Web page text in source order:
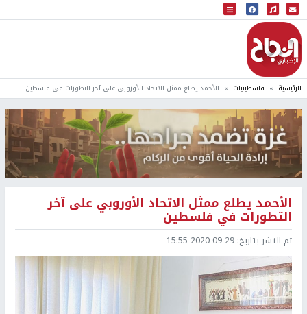
البث المباشر
إذاعة النجاح
الرئيسية فلسطينيات الأحمد يطلع ممثل الاتحاد الأوروبي على آخر التطورات في فلسطين
الأحمد يطلع ممثل الاتحاد الأوروبي على آخر
التطورات في فلسطين
تم النشر بتاريخ: 2020-09-29 15:55